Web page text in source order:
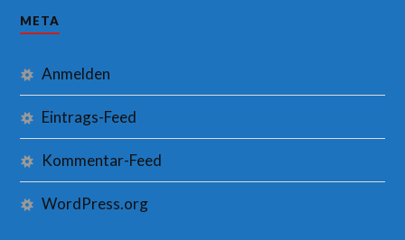
META
Anmelden
Eintrags-Feed
Kommentar-Feed
WordPress.org